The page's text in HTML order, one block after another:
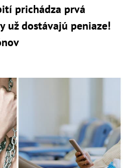
prichádza prvá
už dostávajú peniaze!